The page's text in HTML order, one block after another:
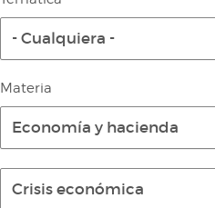
Diario de la Diputación
Informe BOC
Publicaciones no oficiales
Anuario de Derecho
Temes de Les Corts
Cortes Forales
Otras publicaciones
- Cualquiera -
Materia
Economía y hacienda
Crisis económica